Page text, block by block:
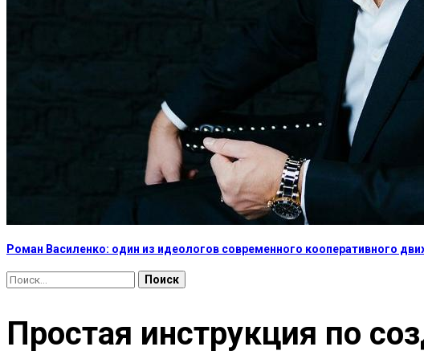
Роман Василенко: один из идеологов современного кооперативного
Найти:
Простая инструкция по